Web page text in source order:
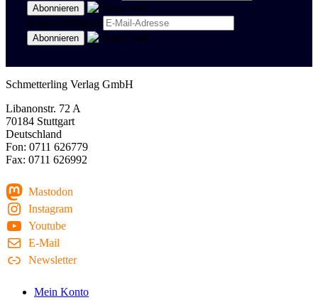
Region Stuttgart
Schmetterling Verlag GmbH
Libanonstr. 72 A
70184 Stuttgart
Deutschland
Fon: 0711 626779
Fax: 0711 626992
Mastodon
Instagram
Youtube
E-Mail
Newsletter
Mein Konto